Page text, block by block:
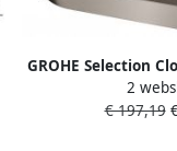
GROHE Selection
deksel wand
geborsteld
2
€ 197,19